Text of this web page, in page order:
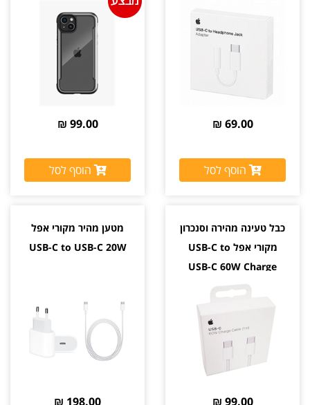
69.00 ₪
הוסף לסל
99.00 ₪
הוסף לסל
כבל טעינה מהירה וסנכרון
מקורי אפל USB-C to
USB-C 60W Charge
99.00 ₪
מטען מהיר מקורי אפל
USB-C to USB-C 20W
198.00 ₪